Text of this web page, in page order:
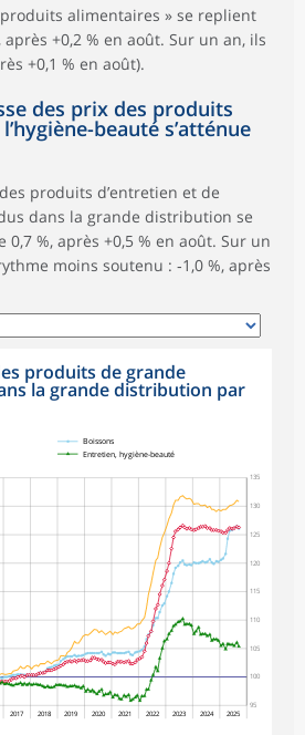
alimentaires » se replient
+0,2 % en août. Sur un an, ils
+0,1 % en août).
des prix des produits
beauté s’atténue
produits d’entretien et de
dans la grande distribution se
%, après +0,5 % en août. Sur un
moins soutenu : ‑1,0 %, après
produits de grande
la grande distribution par
95
100
105
110
115
120
125
130
135
2017 2018 2019 2020 2021 2022 2023 2024 2025
Boissons
Entretien, hygiène-beauté